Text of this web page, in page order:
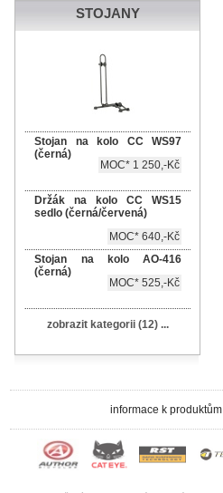
STOJANY
Stojan na kolo CC WS97
(černá)
MOC* 1 250,-Kč
Držák na kolo CC WS15
sedlo (černá/červená)
MOC* 640,-Kč
Stojan na kolo AO-416
(černá)
MOC* 525,-Kč
zobrazit kategorii (12) ...
informace k produktům